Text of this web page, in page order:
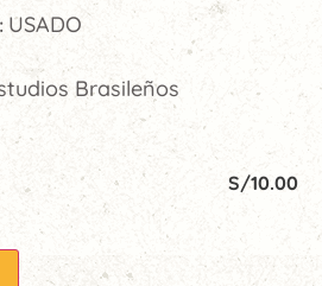
USADO
Brasileños
S/10.00